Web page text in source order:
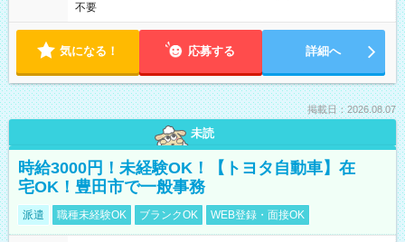
不要
気になる！ 応募する 詳細へ
掲載日：2026.08.07
未読
時給3000円！未経験OK！【トヨタ自動車】在
宅OK！豊田市で一般事務
派遣 職種未経験OK ブランクOK WEB登録・面接OK